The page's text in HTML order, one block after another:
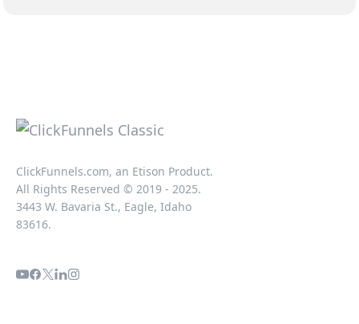
ClickFunnels.com, an Etison Product.
All Rights Reserved © 2019 - 2025.
3443 W. Bavaria St., Eagle, Idaho
83616.